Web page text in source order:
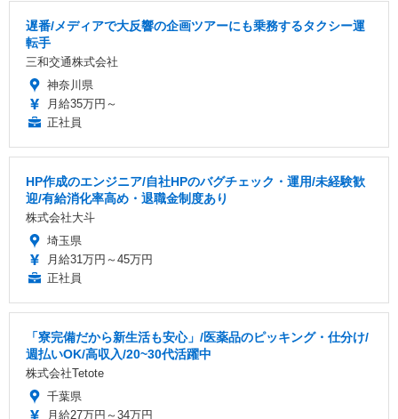
遅番/メディアで大反響の企画ツアーにも乗務するタクシー運
転手
三和交通株式会社
神奈川県
月給35万円～
正社員
HP作成のエンジニア/自社HPのバグチェック・運用/未経験歓
迎/有給消化率高め・退職金制度あり
株式会社大斗
埼玉県
月給31万円～45万円
正社員
「寮完備だから新生活も安心」/医薬品のピッキング・仕分け/
週払いOK/高収入/20~30代活躍中
株式会社Tetote
千葉県
月給27万円～34万円